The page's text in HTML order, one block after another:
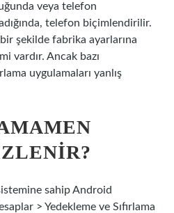
veya telefon
telefon biçimlendirilir.
şekilde fabrika ayarlarına
vardır. Ancak bazı
uygulamaları yanlış
sahip Android
> Yedekleme ve Sıfırlama